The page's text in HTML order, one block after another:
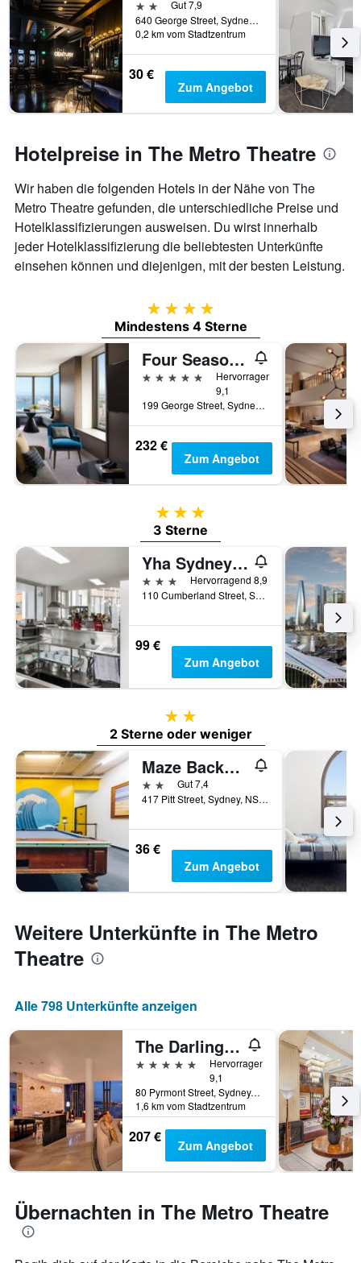
2 SterneGut 7,9
640 George Street, Sydney, NSW, Australien
0,2 km vom Stadtzentrum
30 €
Zum Angebot
Hotelpreise in The Metro Theatre
Wir haben die folgenden Hotels in der Nähe von The
Metro Theatre gefunden, die unterschiedliche Preise und
Hotelklassifizierungen ausweisen. Du wirst innerhalb
jeder Hotelklassifizierung die beliebtesten Unterkünfte
einsehen können und diejenigen, mit der besten Leistung.
4 Sterne
Mindestens 4 Sterne
Four Seasons Hotel Sydney
5 Sterne
Hervorragend
9,1
199 George Street, Sydney, NSW, Australien
232 €
Zum Angebot
3 Sterne
3 Sterne
Yha Sydney Harbour
3 Sterne
Hervorragend 8,9
110 Cumberland Street, Sydney, NSW, Australien
99 €
Zum Angebot
2 Sterne
2 Sterne oder weniger
Maze Backpackers
2 SterneGut 7,4
417 Pitt Street, Sydney, NSW, Australien
36 €
Zum Angebot
Weitere Unterkünfte in The Metro
Theatre
Alle 798 Unterkünfte anzeigen
The Darling at The Star
5 Sterne
Hervorragend
9,1
80 Pyrmont Street, Sydney, NSW, Australien
1,6 km vom Stadtzentrum
207 € Zum Angebot
Übernachten in The Metro Theatre